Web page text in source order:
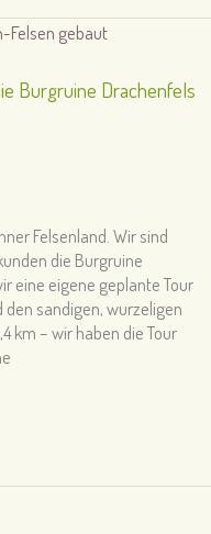
Burgruine Drachenfels
Felsenland. Wir sind
die Burgruine
eine eigene geplante Tour
sandigen, wurzeligen
km – wir haben die Tour